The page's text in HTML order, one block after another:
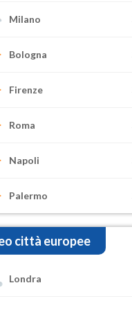
Milano
Bologna
Firenze
Roma
Napoli
Palermo
città europee
Londra